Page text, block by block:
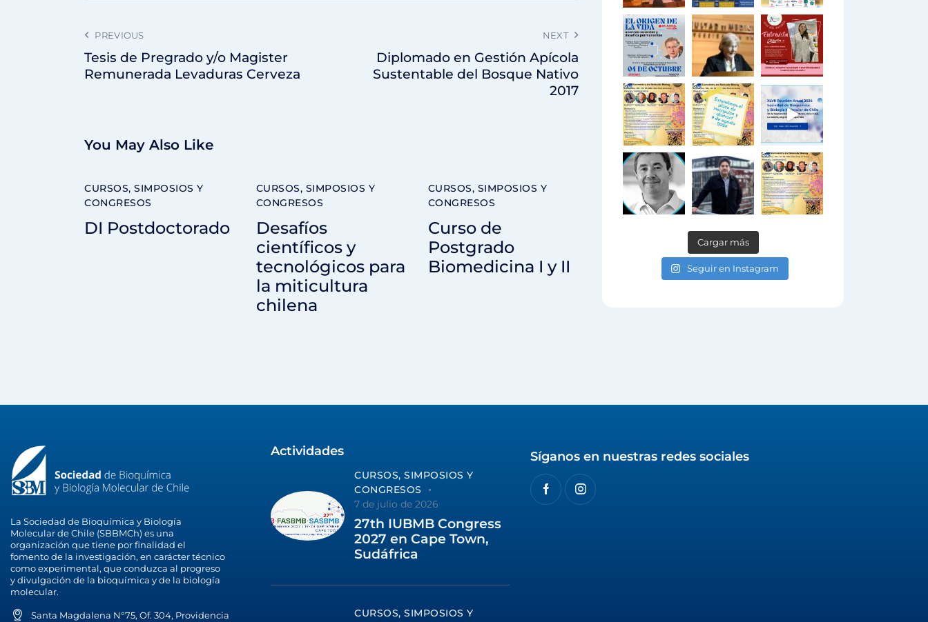
PREVIOUS
Tesis de Pregrado y/o Magister
Remunerada Levaduras Cerveza
NEXT
Diplomado en Gestión Apícola
Sustentable del Bosque Nativo
2017
You May Also Like
CURSOS, SIMPOSIOS Y
CONGRESOS
DI Postdoctorado
CURSOS, SIMPOSIOS Y
CONGRESOS
Desafíos
científicos y
tecnológicos para
la miticultura
chilena
CURSOS, SIMPOSIOS Y
CONGRESOS
Curso de
Postgrado
Biomedicina I y II
Cargar más
Seguir en Instagram
La Sociedad de Bioquímica y Biología
Molecular de Chile (SBBMCh) es una
organización que tiene por finalidad el
fomento de la investigación, en carácter técnico
como experimental, que conduzca al progreso
y divulgación de la bioquímica y de la biología
molecular.
Santa Magdalena N°75, Of. 304, Providencia
Actividades
CURSOS, SIMPOSIOS Y
CONGRESOS
7 de julio de 2026
27th IUBMB Congress
2027 en Cape Town,
Sudáfrica
CURSOS, SIMPOSIOS Y
Síganos en nuestras redes sociales